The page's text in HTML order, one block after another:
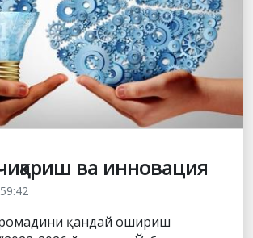
ва инновация
қандай ошириш